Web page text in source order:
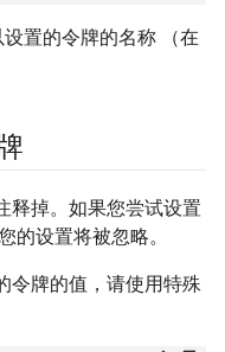
置的令牌的名称 （在
释掉。如果您尝试设置
的设置将被忽略。
令牌的值，请使用特殊